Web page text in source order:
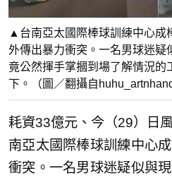
▲台南亞太國際棒球訓練中心成
外傳出暴力衝突。一名男球迷疑
竟公然揮手掌摑到場了解情況的
下。（圖／翻攝自
耗資33億元、今（29）日
南亞太國際棒球訓練中心
衝突。一名男球迷疑似與